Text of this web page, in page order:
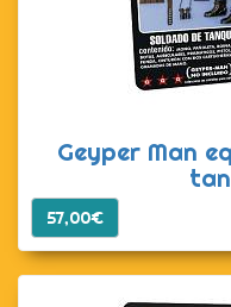
Geyper Man
57,00€